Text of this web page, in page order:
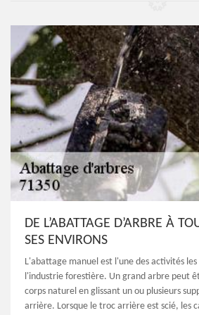
DE L’ABATTAGE D’ARBRE À
SES ENVIRONS
L'abattage manuel est l'une des activités les
l'industrie forestière. Un grand arbre peut
corps naturel en glissant un ou plusieurs
arrière. Lorsque le troc arrière est scié, les